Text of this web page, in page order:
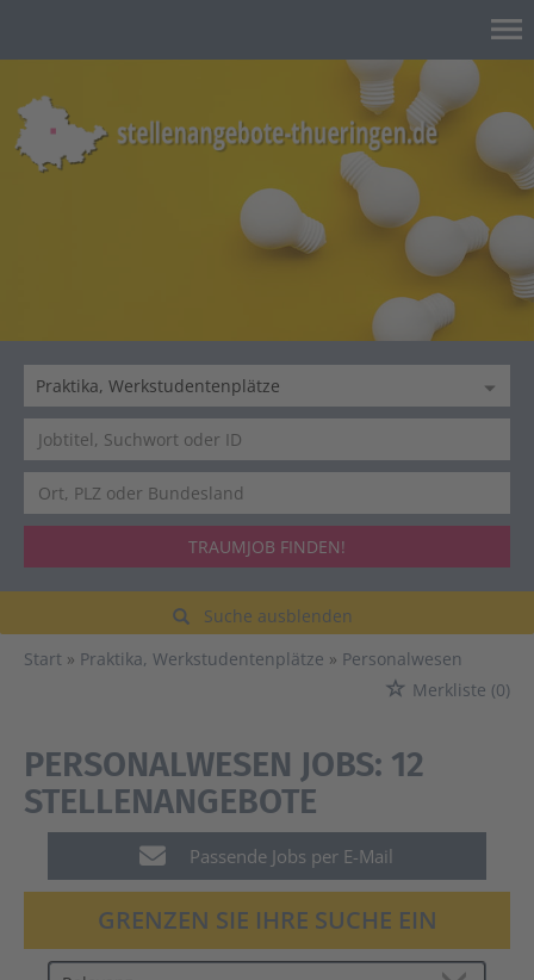
TRAUMJOB FINDEN!
Suche ausblenden
Start
Praktika, Werkstudentenplätze
Personalwesen
Merkliste (0)
PERSONALWESEN JOBS: 12
STELLENANGEBOTE
Passende Jobs per E-Mail
GRENZEN SIE IHRE SUCHE EIN